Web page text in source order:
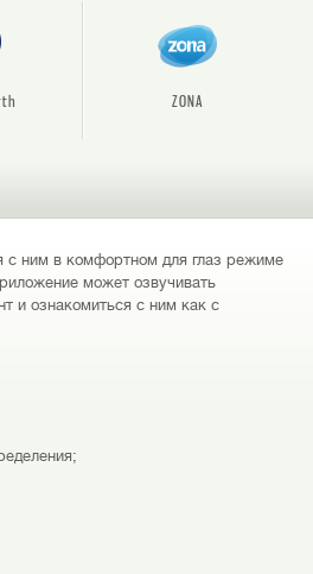
ZONA
с ним в комфортном для глаз режиме
может озвучивать
и ознакомиться с ним как с